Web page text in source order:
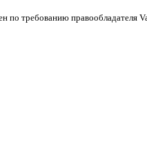
по требованию правообладателя